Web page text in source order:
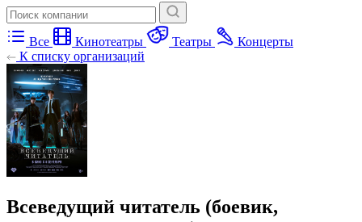
Все Кинотеатры Театры
Концерты
К списку организаций
Всеведущий читатель (боевик,